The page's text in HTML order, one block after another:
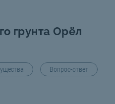
грунта Орёл
Вопрос-ответ